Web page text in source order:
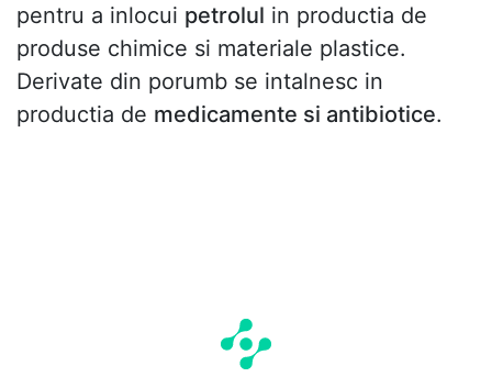
pentru a inlocui petrolul in productia de
produse chimice si materiale plastice.
Derivate din porumb se intalnesc in
productia de medicamente si antibiotice.